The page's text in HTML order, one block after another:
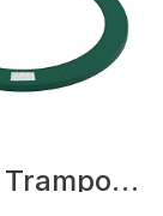
Golden Trampolines Groen